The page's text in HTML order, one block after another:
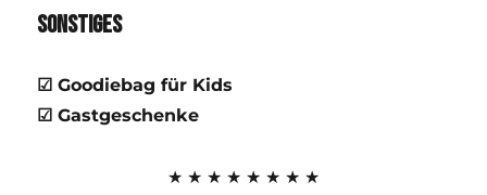
SONSTIGES
☑ Goodiebag für Kids
☑ Gastgeschenke
★ ★ ★ ★ ★ ★ ★ ★